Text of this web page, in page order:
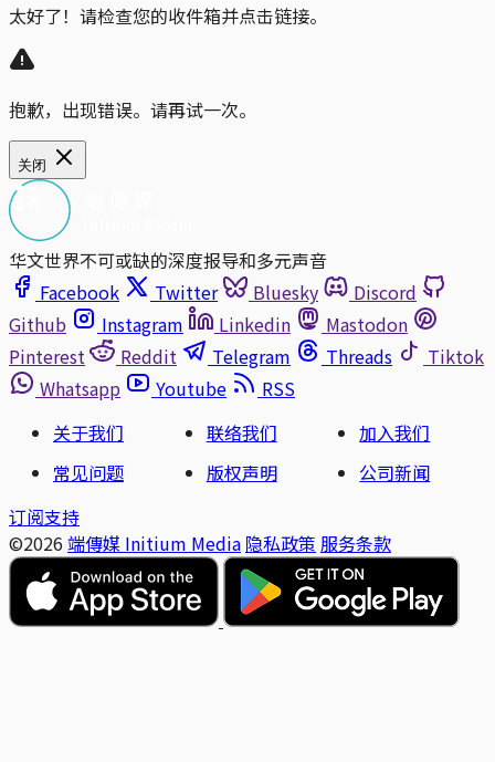
太好了！请检查您的收件箱并点击链接。
抱歉，出现错误。请再试一次。
关闭
华文世界不可或缺的深度报导和多元声音
Facebook
Twitter Bluesky
Discord
Github
Instagram Linkedin
Mastodon
Pinterest
Reddit Telegram Threads
Tiktok
Whatsapp
Youtube
RSS
关于我们
联络我们
加入我们
常见问题
版权声明
公司新闻
订阅支持
©2026 端傳媒 Initium Media 隐私政策 服务条款